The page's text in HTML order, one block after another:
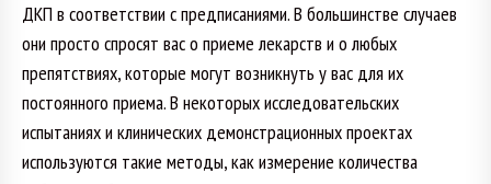
ДКП в соответствии с предписаниями. В большинстве случаев
они просто спросят вас о приеме лекарств и о любых
препятствиях, которые могут возникнуть у вас для их
постоянного приема. В некоторых исследовательских
испытаниях и клинических демонстрационных проектах
используются такие методы, как измерение количества